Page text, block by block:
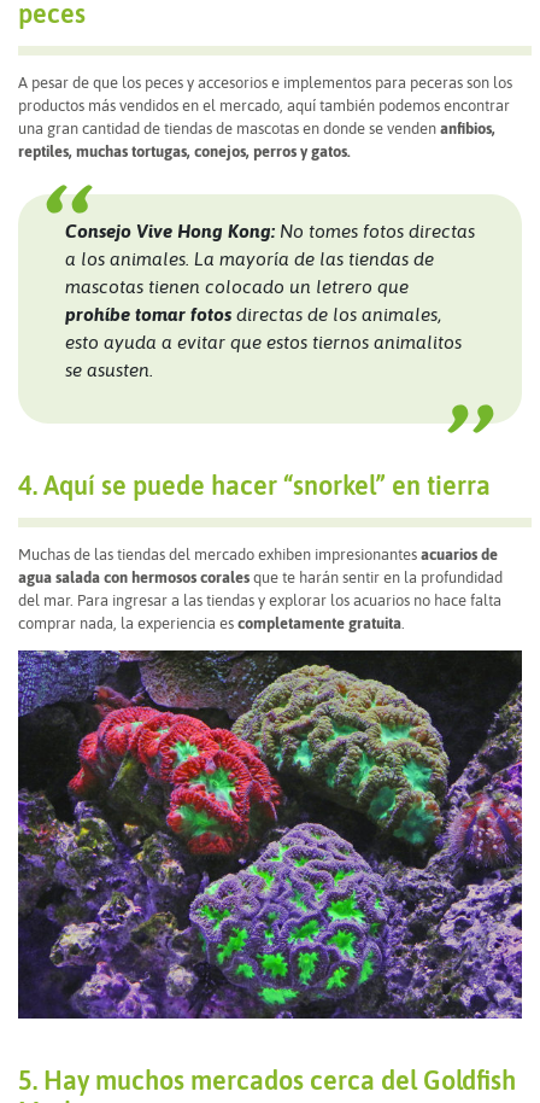
peces
A pesar de que los peces y accesorios e implementos para peceras son los
productos más vendidos en el mercado, aquí también podemos encontrar
una gran cantidad de tiendas de mascotas en donde se venden anfibios,
reptiles, muchas tortugas, conejos, perros y gatos.
Consejo Vive Hong Kong: No tomes fotos directas
a los animales. La mayoría de las tiendas de
mascotas tienen colocado un letrero que
prohíbe tomar fotos directas de los animales,
esto ayuda a evitar que estos tiernos animalitos
se asusten.
4. Aquí se puede hacer “snorkel” en tierra
Muchas de las tiendas del mercado exhiben impresionantes acuarios de
agua salada con hermosos corales que te harán sentir en la profundidad
del mar. Para ingresar a las tiendas y explorar los acuarios no hace falta
comprar nada, la experiencia es completamente gratuita
5. Hay muchos mercados cerca del Goldfish